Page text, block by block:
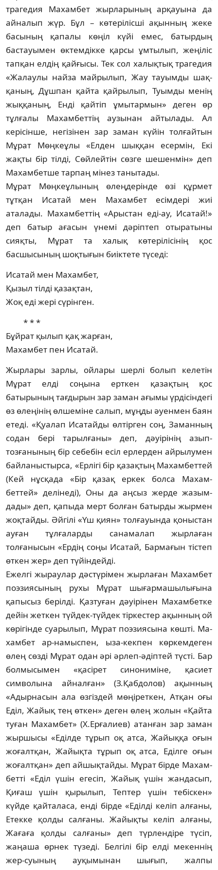
трагедия Махамбет жырла­ры­­ның арқауына да
айналып жүр. Бұл – кө­те­рілісші ақынның жеке
басының қапалы көңіл күйі емес, батырдың
бастауымен өк­тем­дікке қарсы ұмтылып, жеңіліс
тапқан ел­дің қайғысы. Тек сол халықтық трагедия
«Жалаулы найза майрылып, Жау тауымды шақ­
қаның, Дұшпан қайта қайрылып, Туым­ды менің
жыққаның, Енді қайтіп ұмы­тар­мын» деген өр
тұлғалы Махамбеттің аузынан ай­тылады. Ал
керісінше, негізінен зар заман күйін толғайтын
Мұрат Мөңкеұлы «Елден шық­қан есермін, Екі
жақты бір тілді, Сөй­лей­тін сөзге шешенмін» деп
Махамбетше тар­паң мінез танытады.
Мұрат Мөңкеұлының өлеңдерінде өзі құр­мет
тұтқан Исатай мен Махамбет есім­дері жиі
аталады. Махамбеттің «Арыстан еді-ау, Исатай!»
деп батыр ағасын үнемі дә­ріп­теп отыратыны
сияқты, Мұрат та халық көтерілісінің қос
басшысының шоқтығын биіктете түседі:
Исатай мен Махамбет,
Қызыл тілді қазақтан,
Жоқ еді жері сүрінген.
* * *
Бұйрат қылып қақ жарған,
Махамбет пен Исатай.
Жырлары зарлы, ойлары шерлі болып ке­летін
Мұрат елді соңына ерткен қазақтың қос
батырының тағдырын зар заман ағымы үр­дісіндегі
өз өлеңінің өлшеміне салып, мұңд­ы әуенмен баян
етеді. «Қуалап Исатайды өлтірген соң, Заманның
содан бері тарыл­ғаны» деп, дәуірінің азып-
тозғанының бір се­­бебін есіл ерлерден айрылумен
байла­ныс­тыр­­са, «Ерлігі бір қазақтың Махамбеттей
(Кей нұсқада «Бір қазақ еркек болса Ма­хам­
беттей» делінеді), Оны да аңсыз жерде жа­зым­
дады» деп, қапыда мерт болған батырды жыр­мен
жоқтайды. Әйгілі «Үш қиян» тол­ғауын­­да қоныстан
ауған тұлғаларды сана­ма­­лап жырлаған
толғанысын «Ердің соңы Иса­тай, Бармағын тістеп
өткен жер» деп түйін­­дейді.
Ежелгі жыраулар дәстүрімен жырлаған Ма­хамбет
поэзиясының рухы Мұрат шы­ғар­ма­шылығына
қапысыз берілді. Қазтуған дәуі­рінен Махамбетке
дейін жеткен түйдек-түй­дек тіркестер ақынның ой
көрігінде суа­рылып, Мұрат поэзиясына көшті. Ма­
хам­бет ар-намыспен, ыза-кекпен көркемдеген
өлең сөзді Мұрат одан әрі әрлеп-әдіптей түс­­ті. Бар
болмысымен «қасірет синониміне, қа­сиет
символына айналған» (З.Қабдолов) ақын­ның
«Адырнасын ала өзгіздей мөңі­рет­кен, Атқан оғы
Еділ, Жайық тең өткен» деген өлең жолын «Қайта
туған Махамбет» (Х.Ер­ға­­лиев) атанған зар заман
жыршысы «Еділде тұ­рып оқ атса, Жайыққа оғын
жоғалтқан, Жайық­та тұрып оқ атса, Еділге оғын
жо­ғалт­­қан» деп айшықтайды. Мұрат бірде Махам­
бет­ті «Еділ үшін егесіп, Жайық үшін жан­да­сып,
Қиғаш үшін қырылып, Тептер үшін те­біскен»
күйде қайталаса, енді бірде «Еділді ке­­ліп алғаны,
Етекке қолды сал­ғаны. Жайық­ты келіп ал­ғаны,
Жағаға қолды салғаны» деп түр­лендіре түсіп,
жаңаша өрнек түзеді. Бел­гілі бір елді мекеннің
жер-суының ауқы­мы­нан шығып, жалпы